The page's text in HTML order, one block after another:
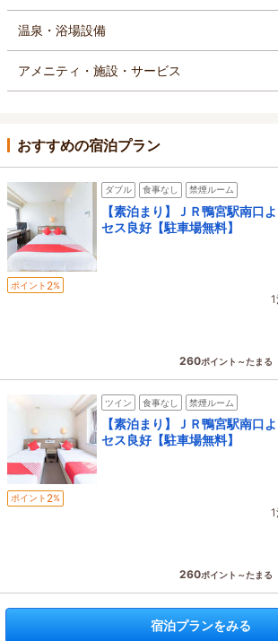
温泉・浴場設備
アメニティ・施設・サービス
おすすめの宿泊プラン
ダブル 食事なし 禁煙ルーム
【素泊まり】ＪＲ鴨宮駅南口
セス良好【駐車場無料】
ポイント 2%
260ポイント～たまる
ツイン 食事なし 禁煙ルーム
【素泊まり】ＪＲ鴨宮駅南口
セス良好【駐車場無料】
ポイント 2%
260ポイント～たまる
宿泊プランをみる